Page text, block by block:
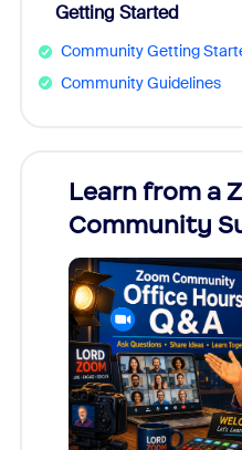
Getting Started
Community Getting
Community Guidelines
Learn from a
Community